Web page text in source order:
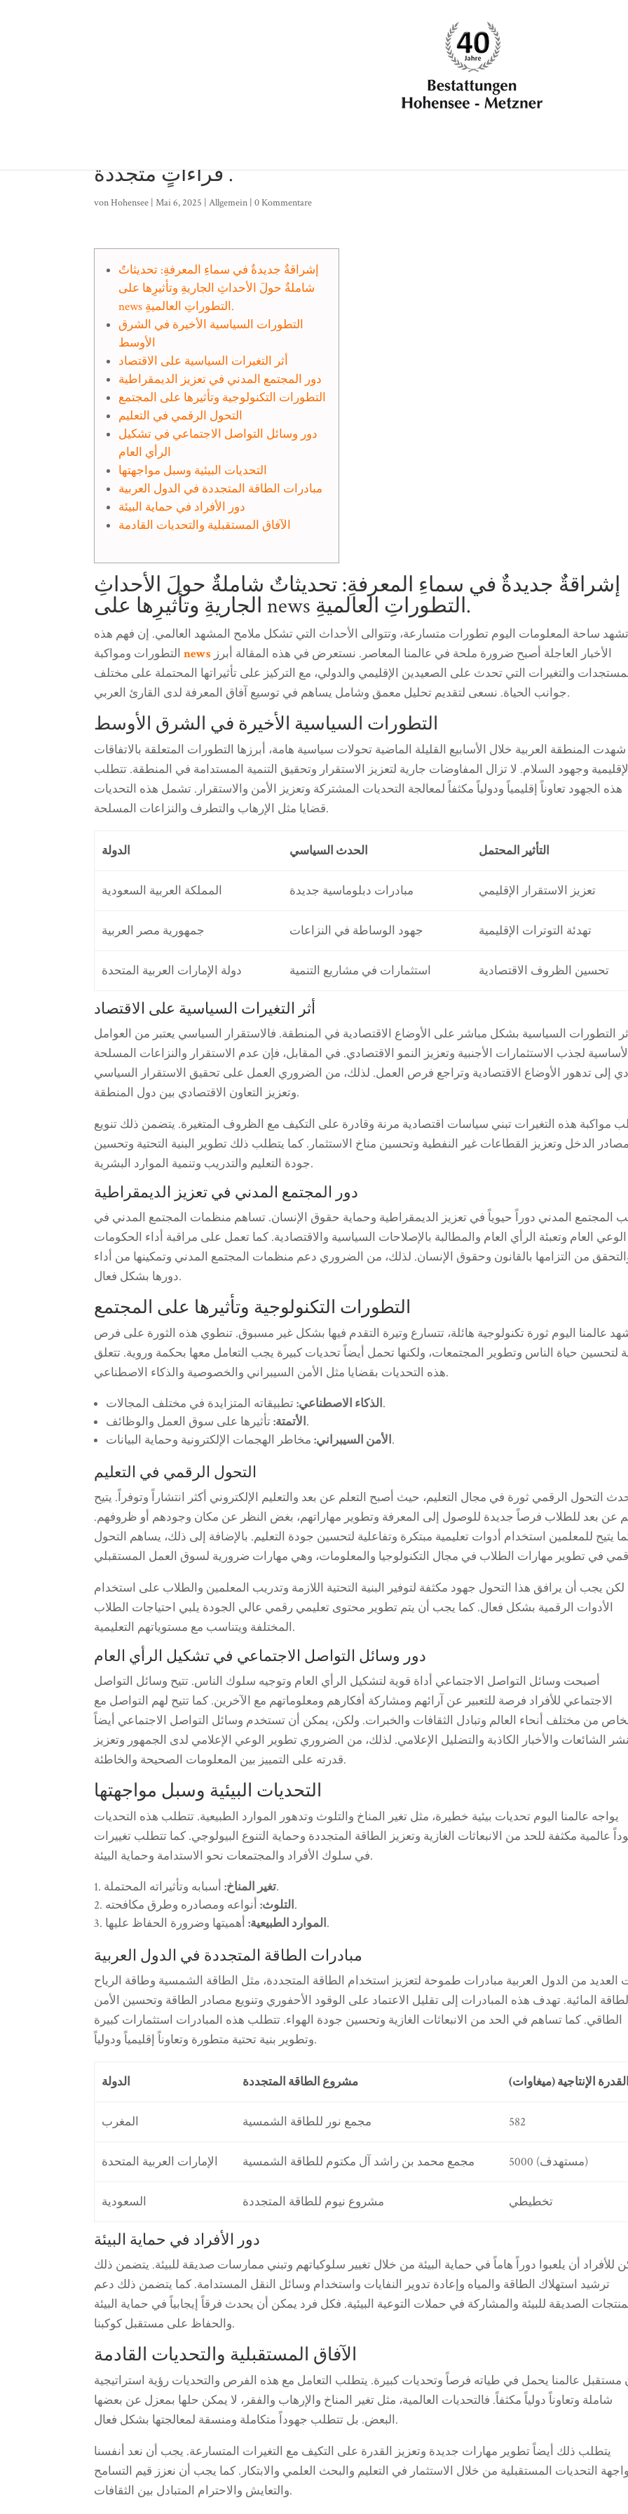
قراءاتٍ متجددة .
vonHohensee |Mai 6, 2025 |Allgemein |0 Kommentare
إشراقةٌ جديدةٌ في سماءِ المعرفةِ: تحديثاتٌ
شاملةٌ حولَ الأحداثِ الجاريةِ وتأثيرِها على
news التطوراتِ العالميةِ.
التطورات السياسية الأخيرة في الشرق
الأوسط
أثر التغيرات السياسية على الاقتصاد
دور المجتمع المدني في تعزيز الديمقراطية
التطورات التكنولوجية وتأثيرها على المجتمع
التحول الرقمي في التعليم
دور وسائل التواصل الاجتماعي في تشكيل
الرأي العام
التحديات البيئية وسبل مواجهتها
مبادرات الطاقة المتجددة في الدول العربية
دور الأفراد في حماية البيئة
الآفاق المستقبلية والتحديات القادمة
إشراقةٌ جديدةٌ في سماءِ المعرفةِ: تحديثاتٌ شاملةٌ حولَ الأحداثِ
الجاريةِ وتأثيرِها على news التطوراتِ العالميةِ.
تشهد ساحة المعلومات اليوم تطورات متسارعة، وتتوالى الأحداث التي تشكل ملامح المشهد العالمي. إن فهم هذه
التطورات ومواكبةnews
والتغيرات التي تحدث على الصعيدين الإقليمي والدولي، مع التركيز على تأثيراتها المحتملة على مختلف
جوانب الحياة. نسعى لتقديم تحليل معمق وشامل يساهم في توسيع آفاق المعرفة لدى القارئ العربي.
التطورات السياسية الأخيرة في الشرق الأوسط
شهدت المنطقة العربية خلال الأسابيع القليلة الماضية تحولات سياسية هامة، أبرزها التطورات المتعلقة بالاتفاقات
وجهود السلام. لا تزال المفاوضات جارية لتعزيز الاستقرار وتحقيق التنمية المستدامة في المنطقة. تتطلب
هذه الجهود تعاوناً إقليمياً ودولياً مكثفاً لمعالجة التحديات المشتركة وتعزيز الأمن والاستقرار. تشمل هذه التحديات
قضايا مثل الإرهاب والتطرف والنزاعات المسلحة.
الدولة الحدث السياسي التأثير المحتمل
المملكة العربية السعودية مبادرات دبلوماسية جديدة تعزيز الاستقرار الإقليمي
جمهورية مصر العربية جهود الوساطة في النزاعات تهدئة التوترات الإقليمية
دولة الإمارات العربية المتحدة استثمارات في مشاريع التنمية تحسين الظروف الاقتصادية
أثر التغيرات السياسية على الاقتصاد
التطورات السياسية بشكل مباشر على الأوضاع الاقتصادية في المنطقة. فالاستقرار السياسي يعتبر من العوامل
لجذب الاستثمارات الأجنبية وتعزيز النمو الاقتصادي. في المقابل، فإن عدم الاستقرار والنزاعات المسلحة
إلى تدهور الأوضاع الاقتصادية وتراجع فرص العمل. لذلك، من الضروري العمل على تحقيق الاستقرار السياسي
وتعزيز التعاون الاقتصادي بين دول المنطقة.
مواكبة هذه التغيرات تبني سياسات اقتصادية مرنة وقادرة على التكيف مع الظروف المتغيرة. يتضمن ذلك تنويع
مصادر الدخل وتعزيز القطاعات غير النفطية وتحسين مناخ الاستثمار. كما يتطلب ذلك تطوير البنية التحتية وتحسين
جودة التعليم والتدريب وتنمية الموارد البشرية.
دور المجتمع المدني في تعزيز الديمقراطية
المجتمع المدني دوراً حيوياً في تعزيز الديمقراطية وحماية حقوق الإنسان. تساهم منظمات المجتمع المدني في
العام وتعبئة الرأي العام والمطالبة بالإصلاحات السياسية والاقتصادية. كما تعمل على مراقبة أداء الحكومات
من التزامها بالقانون وحقوق الإنسان. لذلك، من الضروري دعم منظمات المجتمع المدني وتمكينها من أداء
دورها بشكل فعال.
التطورات التكنولوجية وتأثيرها على المجتمع
عالمنا اليوم ثورة تكنولوجية هائلة، تتسارع وتيرة التقدم فيها بشكل غير مسبوق. تنطوي هذه الثورة على فرص
لتحسين حياة الناس وتطوير المجتمعات، ولكنها تحمل أيضاً تحديات كبيرة يجب التعامل معها بحكمة وروية. تتعلق
هذه التحديات بقضايا مثل الأمن السيبراني والخصوصية والذكاء الاصطناعي.
الذكاء الاصطناعي:تطبيقاته المتزايدة في مختلف المجالات.
الأتمتة:تأثيرها على سوق العمل والوظائف.
الأمن السيبراني:مخاطر الهجمات الإلكترونية وحماية البيانات.
التحول الرقمي في التعليم
التحول الرقمي ثورة في مجال التعليم، حيث أصبح التعلم عن بعد والتعليم الإلكتروني أكثر انتشاراً وتوفراً. يتيح
عن بعد للطلاب فرصاً جديدة للوصول إلى المعرفة وتطوير مهاراتهم، بغض النظر عن مكان وجودهم أو ظروفهم.
يتيح للمعلمين استخدام أدوات تعليمية مبتكرة وتفاعلية لتحسين جودة التعليم. بالإضافة إلى ذلك، يساهم التحول
لكن يجب أن يرافق هذا التحول جهود مكثفة لتوفير البنية التحتية اللازمة وتدريب المعلمين والطلاب على استخدام
الأدوات الرقمية بشكل فعال. كما يجب أن يتم تطوير محتوى تعليمي رقمي عالي الجودة يلبي احتياجات الطلاب
المختلفة ويتناسب مع مستوياتهم التعليمية.
دور وسائل التواصل الاجتماعي في تشكيل الرأي العام
أصبحت وسائل التواصل الاجتماعي أداة قوية لتشكيل الرأي العام وتوجيه سلوك الناس. تتيح وسائل التواصل
الاجتماعي للأفراد فرصة للتعبير عن آرائهم ومشاركة أفكارهم ومعلوماتهم مع الآخرين. كما تتيح لهم التواصل مع
من مختلف أنحاء العالم وتبادل الثقافات والخبرات. ولكن، يمكن أن تستخدم وسائل التواصل الاجتماعي أيضاً
الشائعات والأخبار الكاذبة والتضليل الإعلامي. لذلك، من الضروري تطوير الوعي الإعلامي لدى الجمهور وتعزيز
قدرته على التمييز بين المعلومات الصحيحة والخاطئة.
التحديات البيئية وسبل مواجهتها
يواجه عالمنا اليوم تحديات بيئية خطيرة، مثل تغير المناخ والتلوث وتدهور الموارد الطبيعية. تتطلب هذه التحديات
عالمية مكثفة للحد من الانبعاثات الغازية وتعزيز الطاقة المتجددة وحماية التنوع البيولوجي. كما تتطلب تغييرات
في سلوك الأفراد والمجتمعات نحو الاستدامة وحماية البيئة.
تغير المناخ:أسبابه وتأثيراته المحتملة.
التلوث:أنواعه ومصادره وطرق مكافحته.
الموارد الطبيعية:أهميتها وضرورة الحفاظ عليها.
مبادرات الطاقة المتجددة في الدول العربية
العديد من الدول العربية مبادرات طموحة لتعزيز استخدام الطاقة المتجددة، مثل الطاقة الشمسية وطاقة الرياح
المائية. تهدف هذه المبادرات إلى تقليل الاعتماد على الوقود الأحفوري وتنويع مصادر الطاقة وتحسين الأمن
الطاقي. كما تساهم في الحد من الانبعاثات الغازية وتحسين جودة الهواء. تتطلب هذه المبادرات استثمارات كبيرة
وتطوير بنية تحتية متطورة وتعاوناً إقليمياً ودولياً.
الدولة مشروع الطاقة المتجددة القدرة الإنتاجية (ميغاوات)
المغرب مجمع نور للطاقة الشمسية 582
الإمارات العربية المتحدة مجمع محمد بن راشد آل مكتوم للطاقة الشمسية 5000 (مستهدف)
السعودية مشروع نيوم للطاقة المتجددة تخطيطي
دور الأفراد في حماية البيئة
للأفراد أن يلعبوا دوراً هاماً في حماية البيئة من خلال تغيير سلوكياتهم وتبني ممارسات صديقة للبيئة. يتضمن ذلك
ترشيد استهلاك الطاقة والمياه وإعادة تدوير النفايات واستخدام وسائل النقل المستدامة. كما يتضمن ذلك دعم
الصديقة للبيئة والمشاركة في حملات التوعية البيئية. فكل فرد يمكن أن يحدث فرقاً إيجابياً في حماية البيئة
والحفاظ على مستقبل كوكبنا.
الآفاق المستقبلية والتحديات القادمة
مستقبل عالمنا يحمل في طياته فرصاً وتحديات كبيرة. يتطلب التعامل مع هذه الفرص والتحديات رؤية استراتيجية
شاملة وتعاوناً دولياً مكثفاً. فالتحديات العالمية، مثل تغير المناخ والإرهاب والفقر، لا يمكن حلها بمعزل عن بعضها
البعض. بل تتطلب جهوداً متكاملة ومنسقة لمعالجتها بشكل فعال.
يتطلب ذلك أيضاً تطوير مهارات جديدة وتعزيز القدرة على التكيف مع التغيرات المتسارعة. يجب أن نعد أنفسنا
التحديات المستقبلية من خلال الاستثمار في التعليم والبحث العلمي والابتكار. كما يجب أن نعزز قيم التسامح
والتعايش والاحترام المتبادل بين الثقافات.